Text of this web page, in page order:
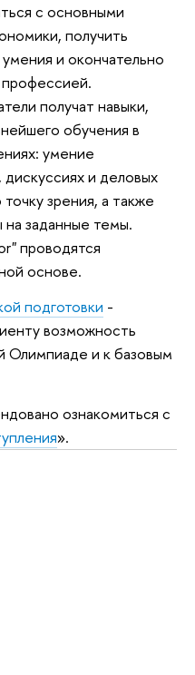
с основными
получить
и окончательно
получат навыки,
обучения в
умение
дискуссиях и деловых
зрения, а также
на заданные темы.
проводятся
основе.
подготовки -
возможность
Олимпиаде и к базовым
ознакомиться с
».